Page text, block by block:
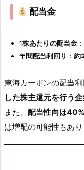
配当金
1株あたりの配当金
年間配当利回り ： 約
東海カーボンの配当利
した株主還元を行う
また、 配当性向は
は増配の可能性もあり